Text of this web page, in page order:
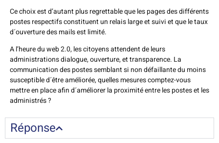
Ce choix est d’autant plus regrettable que les pages des différents
postes respectifs constituent un relais large et suivi et que le taux
d´ouverture des mails est limité.
A l’heure du web 2.0, les citoyens attendent de leurs
administrations dialogue, ouverture, et transparence. La
communication des postes semblant si non défaillante du moins
susceptible d´être améliorée, quelles mesures comptez-vous
mettre en place afin d´améliorer la proximité entre les postes et les
administrés ?
Réponse